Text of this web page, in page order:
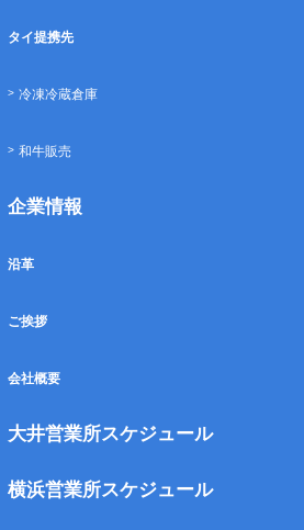
タイ提携先
冷凍冷蔵倉庫
和牛販売
企業情報
沿革
ご挨拶
会社概要
大井営業所スケジュール
横浜営業所スケジュール